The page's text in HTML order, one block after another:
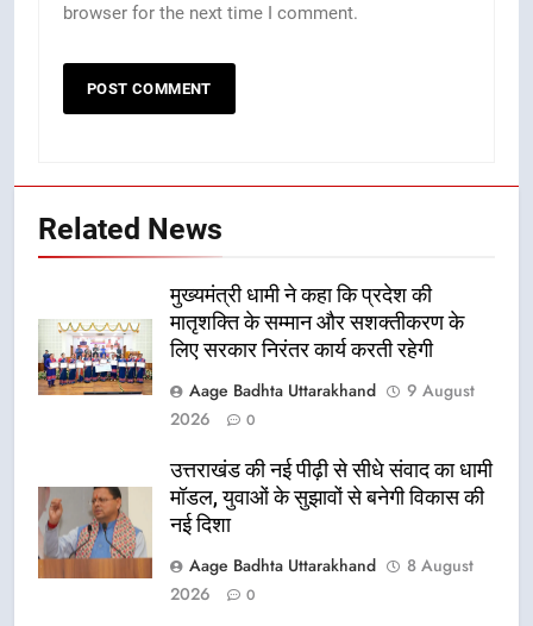
browser for the next time I comment.
Related News
मुख्यमंत्री धामी ने कहा कि प्रदेश की
मातृशक्ति के सम्मान और सशक्तीकरण के
लिए सरकार निरंतर कार्य करती रहेगी
Aage Badhta Uttarakhand
9 August
2026
0
उत्तराखंड की नई पीढ़ी से सीधे संवाद का धामी
मॉडल, युवाओं के सुझावों से बनेगी विकास की
नई दिशा
Aage Badhta Uttarakhand
8 August
2026
0